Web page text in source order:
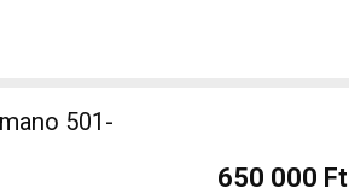
501-
650 000 Ft